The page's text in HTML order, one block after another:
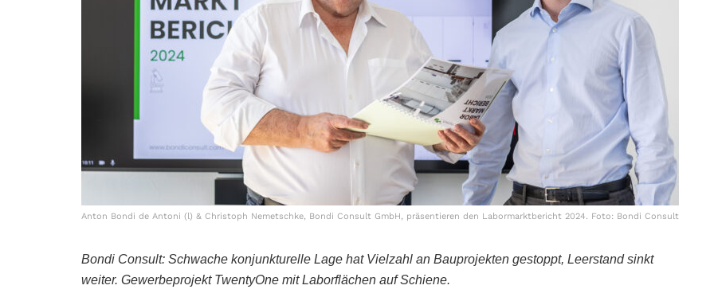
Anton Bondi de Antoni (l) & Christoph Nemetschke, Bondi Consult GmbH, präsentieren den Labormarktbericht 2024. Foto: Bondi Consult
Bondi Consult: Schwache konjunkturelle Lage hat Vielzahl an Bauprojekten gestoppt, Leerstand sinkt
weiter. Gewerbeprojekt TwentyOne mit Laborflächen auf Schiene.